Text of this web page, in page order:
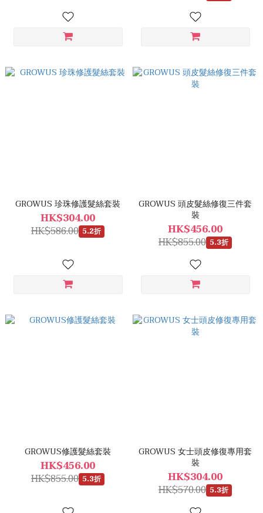
GROWUS 珍珠修護髮絲套裝
HK$304.00
HK$586.00 5.2折
GROWUS 頭皮髮絲修復三件套
裝
HK$456.00
HK$855.00 5.3折
GROWUS修護髮絲套裝
HK$456.00
HK$855.00 5.3折
GROWUS 女士頭皮修復專用套
裝
HK$304.00
HK$570.00 5.3折